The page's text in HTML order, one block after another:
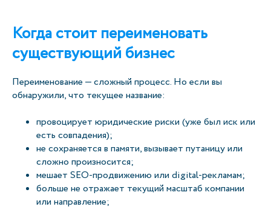
Когда стоит переименовать
существующий бизнес
Переименование — сложный процесс. Но если вы
обнаружили, что текущее название:
провоцирует юридические риски (уже был иск или
есть совпадения);
не сохраняется в памяти, вызывает путаницу или
сложно произносится;
мешает SEO-продвижению или digital-рекламам;
больше не отражает текущий масштаб компании
или направление;